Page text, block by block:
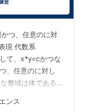
つ、任意のに対
現 代数系
て、x*y=cかつな
、任意のに対し
整域は体である
ない
ンス